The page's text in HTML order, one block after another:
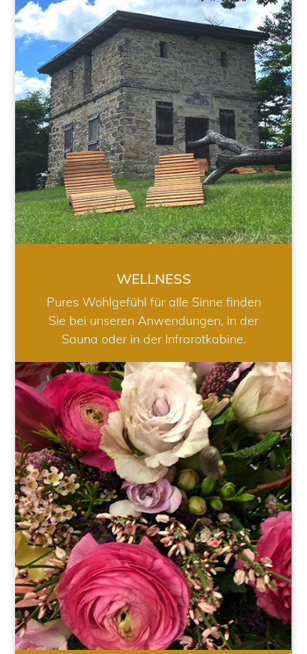
WELLNESS
WELLNESS
Pures Wohlgefühl für alle Sinne finden
Sie bei unseren Anwendungen, in der
Sauna oder in der Infrarotkabine.
HOCHZEIT